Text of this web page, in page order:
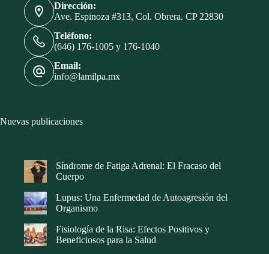
Dirección:
Ave. Espinoza #313, Col. Obrera. CP 22830
Teléfono:
(646) 176-1005 y 176-1040
Email:
info@lamilpa.mx
Nuevas publicaciones
Síndrome de Fatiga Adrenal: El Fracaso del
Cuerpo
Lupus: Una Enfermedad de Autoagresión del
Organismo
Fisiología de la Risa: Efectos Positivos y
Beneficiosos para la Salud